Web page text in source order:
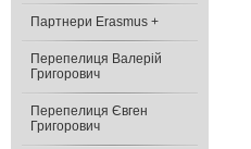
Партнери Erasmus +
Перепелиця Валерій
Григорович
Перепелиця Євген
Григорович